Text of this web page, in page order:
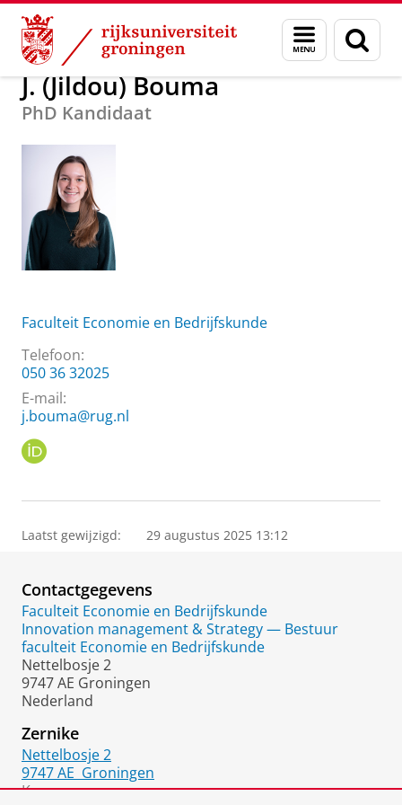
Skip
Content
Skip
Navigation
Menu
en
zoeken
Over ons J. (Jildou) Bouma
J. (Jildou) Bouma
PhD Kandidaat
Faculteit Economie en Bedrijfskunde
Telefoon:
050 36 32025
E-mail:
j.bouma@rug.nl
I
Laatst gewijzigd: 29 augustus 2025 13:12
Contactgegevens
Faculteit Economie en Bedrijfskunde
Innovation management & Strategy — Bestuur
faculteit Economie en Bedrijfskunde
Nettelbosje 2
9747 AE Groningen
Nederland
Zernike
Nettelbosje 2
9747 AE Groningen
Kamer: